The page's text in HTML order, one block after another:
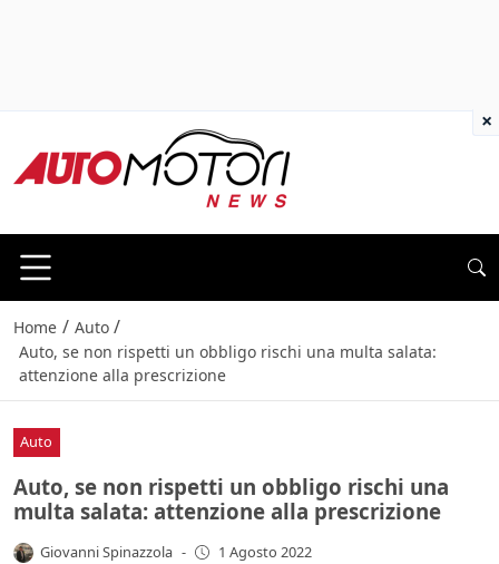
Home / Auto /
Auto, se non rispetti un obbligo rischi una multa salata:
attenzione alla prescrizione
Auto
Auto, se non rispetti un obbligo rischi una
multa salata: attenzione alla prescrizione
Giovanni Spinazzola - 1 Agosto 2022
×